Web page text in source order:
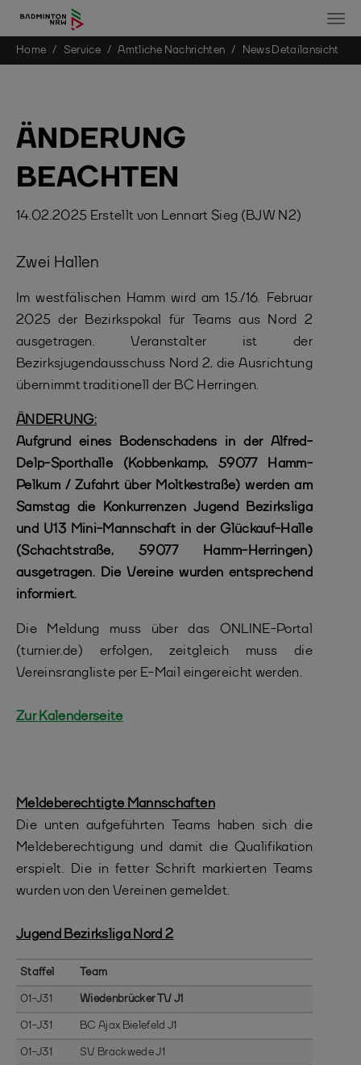
Skip to main content
You are here:
Home Service Amtliche Nachrichten News Detailansicht
ÄNDERUNG
BEACHTEN
14.02.2025 Erstellt von Lennart Sieg (BJW N2)
Zwei Hallen
Im westfälischen Hamm wird am 15./16. Februar
2025 der Bezirkspokal für Teams aus Nord 2
ausgetragen. Veranstalter ist der
Bezirksjugendausschuss Nord 2, die Ausrichtung
übernimmt traditionell der BC Herringen.
ÄNDERUNG:
Aufgrund eines Bodenschadens in der Alfred-
Delp-Sporthalle (Kobbenkamp, 59077 Hamm-
Pelkum / Zufahrt über Moltkestraße) werden am
Samstag die Konkurrenzen Jugend Bezirksliga
und U13 Mini-Mannschaft in der Glückauf-Halle
(Schachtstraße, 59077 Hamm-Herringen)
ausgetragen. Die Vereine wurden entsprechend
informiert.
Die Meldung muss über das ONLINE-Portal
(turnier.de) erfolgen, zeitgleich muss die
Vereinsrangliste per E-Mail eingereicht werden.
Zur Kalenderseite
Meldeberechtigte Mannschaften
Die unten aufgeführten Teams haben sich die
Meldeberechtigung und damit die Qualifikation
erspielt. Die in fetter Schrift markierten Teams
wurden von den Vereinen gemeldet.
Jugend Bezirksliga Nord 2
Staffel Team
01-J31 Wiedenbrücker TV J1
01-J31 BC Ajax Bielefeld J1
01-J31 SV Brackwede J1